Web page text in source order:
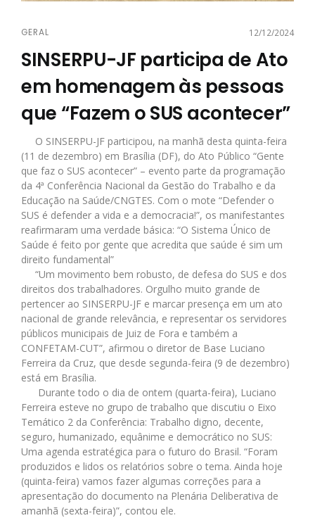
GERAL 12/12/2024
SINSERPU-JF participa de Ato
em homenagem às pessoas
que “Fazem o SUS acontecer”
O SINSERPU-JF participou, na manhã desta quinta-feira
(11 de dezembro) em Brasília (DF), do Ato Público “Gente
que faz o SUS acontecer” – evento parte da programação
da 4ª Conferência Nacional da Gestão do Trabalho e da
Educação na Saúde/CNGTES. Com o mote “Defender o
SUS é defender a vida e a democracia!”, os manifestantes
reafirmaram uma verdade básica: “O Sistema Único de
Saúde é feito por gente que acredita que saúde é sim um
direito fundamental”
“Um movimento bem robusto, de defesa do SUS e dos
direitos dos trabalhadores. Orgulho muito grande de
pertencer ao SINSERPU-JF e marcar presença em um ato
nacional de grande relevância, e representar os servidores
públicos municipais de Juiz de Fora e também a
CONFETAM-CUT”, afirmou o diretor de Base Luciano
Ferreira da Cruz, que desde segunda-feira (9 de dezembro)
está em Brasília.
Durante todo o dia de ontem (quarta-feira), Luciano
Ferreira esteve no grupo de trabalho que discutiu o Eixo
Temático 2 da Conferência: Trabalho digno, decente,
seguro, humanizado, equânime e democrático no SUS:
Uma agenda estratégica para o futuro do Brasil. “Foram
produzidos e lidos os relatórios sobre o tema. Ainda hoje
(quinta-feira) vamos fazer algumas correções para a
apresentação do documento na Plenária Deliberativa de
amanhã (sexta-feira)”, contou ele.